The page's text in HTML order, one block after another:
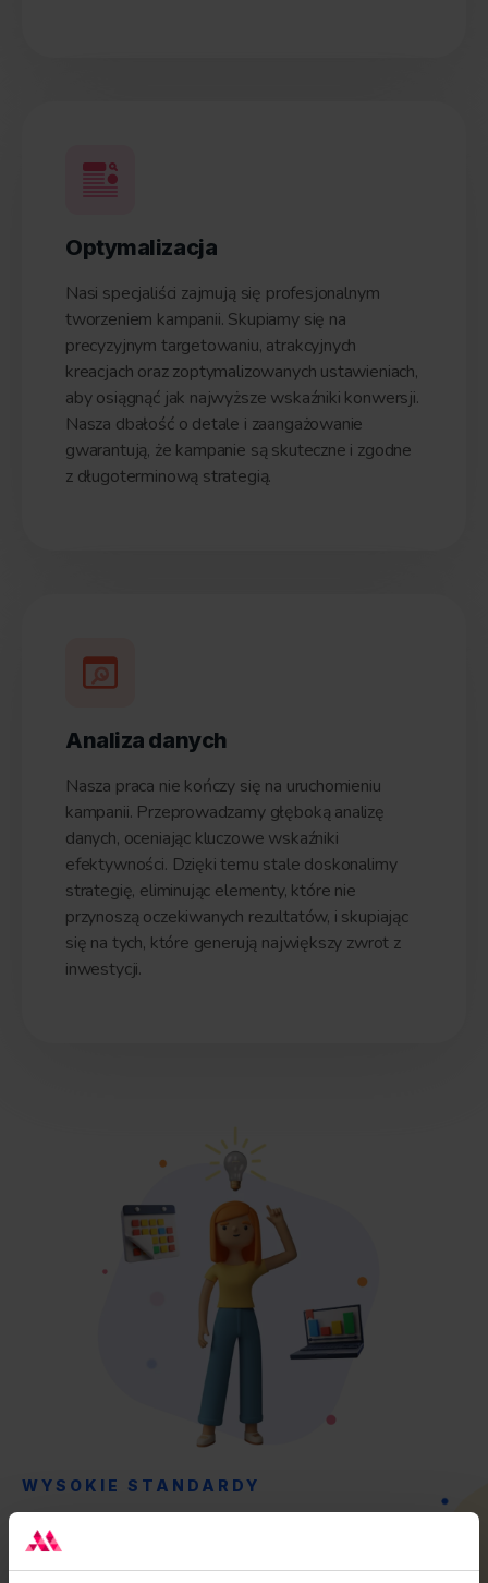
Optymalizacja
Nasi specjaliści zajmują się profesjonalnym
tworzeniem kampanii. Skupiamy się na
precyzyjnym targetowaniu, atrakcyjnych
kreacjach oraz zoptymalizowanych ustawieniach,
aby osiągnąć jak najwyższe wskaźniki konwersji.
Nasza dbałość o detale i zaangażowanie
gwarantują, że kampanie są skuteczne i zgodne
z długoterminową strategią.
Analiza danych
Nasza praca nie kończy się na uruchomieniu
kampanii. Przeprowadzamy głęboką analizę
danych, oceniając kluczowe wskaźniki
efektywności. Dzięki temu stale doskonalimy
strategię, eliminując elementy, które nie
przynoszą oczekiwanych rezultatów, i skupiając
się na tych, które generują największy zwrot z
inwestycji.
WYSOKIE STANDARDY
Certyfikowani specjaliści, Agencja
partnerska Google